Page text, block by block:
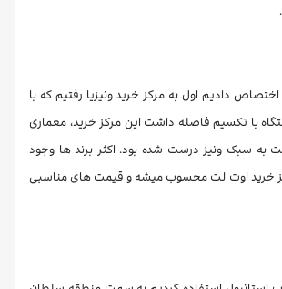
دادیم اول به مرکز خرید ونیزیا رفتیم که با
حدود 10 ایستگاه با تکسیم فاصله داشت این مرکز خرید، معماری
به سبک ونیز درست شده بود. اکثر برند ها وجود
خرید اوت لت محسوب میشه و قیمت های مناسبی